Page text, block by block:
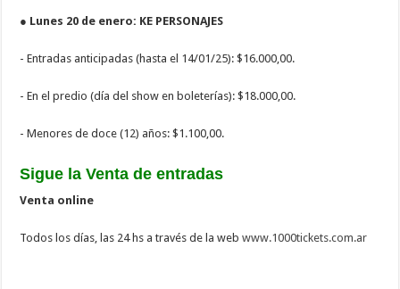
● Lunes 20 de enero: KE PERSONAJES
- Entradas anticipadas (hasta el 14/01/25): $16.000,00.
- En el predio (día del show en boleterías): $18.000,00.
- Menores de doce (12) años: $1.100,00.
Sigue la Venta de entradas
Venta online
Todos los días, las 24 hs a través de la webwww.1000tickets.com.ar